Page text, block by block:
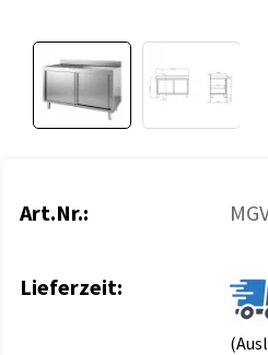
Art.Nr.:
Lieferzeit: